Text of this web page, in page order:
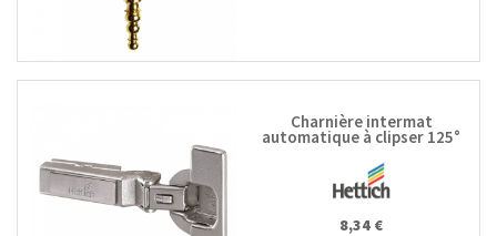
Charnière intermat
automatique à clipser 125°
9944 W-45
8,34 €